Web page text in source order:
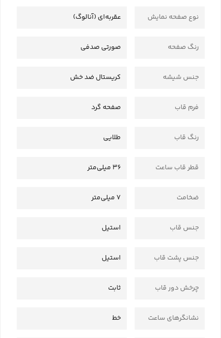
نوع صفحه نمایش عقربه‌ای (آنالوگ)
رنگ صفحه صورتی صدفی
جنس شیشه کریستال ضد خش
فرم قاب صفحه گرد
رنگ قاب طلایی
قطر قاب ساعت 36 میلی‌متر
ضخامت 7 میلی‌متر
جنس قاب استیل
جنس پشت قاب استیل
چرخش دور قاب ثابت
نشانگرهای ساعت خط